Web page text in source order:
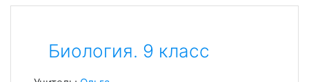
Биология. 9 класс